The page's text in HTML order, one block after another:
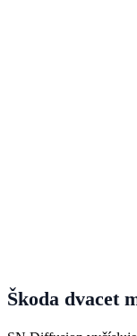
Škoda dvacet